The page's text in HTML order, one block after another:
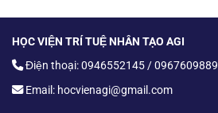
HỌC VIỆN TRÍ TUỆ NHÂN TẠO AGI
Điện thoại: 0946552145 / 0967609889
Email: hocvienagi@gmail.com